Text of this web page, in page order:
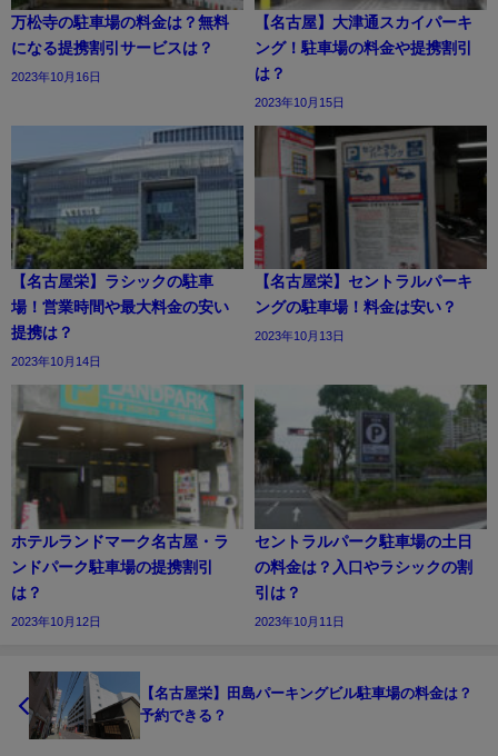
万松寺の駐車場の料金は？無料
になる提携割引サービスは？
2023年10月16日
【名古屋】大津通スカイパーキ
ング！駐車場の料金や提携割引
は？
2023年10月15日
【名古屋栄】ラシックの駐車
場！営業時間や最大料金の安い
提携は？
2023年10月14日
【名古屋栄】セントラルパーキ
ングの駐車場！料金は安い？
2023年10月13日
ホテルランドマーク名古屋・ラ
ンドパーク駐車場の提携割引
は？
2023年10月12日
セントラルパーク駐車場の土日
の料金は？入口やラシックの割
引は？
2023年10月11日
【名古屋栄】田島パーキングビル駐車場の料金は？
予約できる？